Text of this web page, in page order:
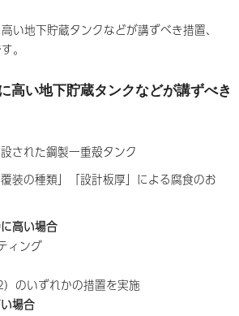
い地下貯蔵タンクなどが講ずべき措置、
。
高い地下貯蔵タンクなどが講ずべき
された鋼製一重殻タンク
覆装の種類」「設計板厚」による腐食のお
高い場合
ィング
のいずれかの措置を実施
場合